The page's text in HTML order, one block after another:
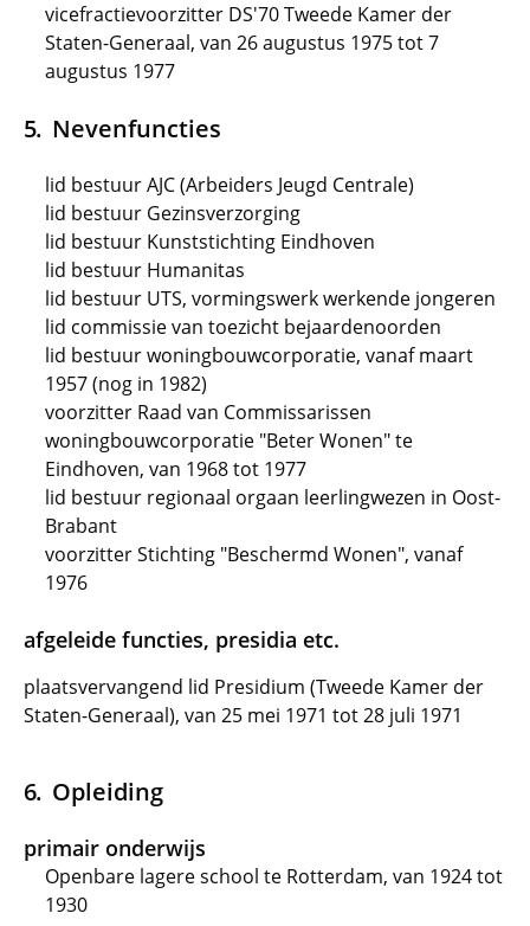
vicefractievoorzitter DS'70 Tweede Kamer der
Staten-Generaal, van 26 augustus 1975 tot 7
augustus 1977
Nevenfuncties
lid bestuur AJC (Arbeiders Jeugd Centrale)
lid bestuur Gezinsverzorging
lid bestuur Kunststichting Eindhoven
lid bestuur Humanitas
lid bestuur UTS, vormingswerk werkende jongeren
lid commissie van toezicht bejaardenoorden
lid bestuur woningbouwcorporatie, vanaf maart
1957 (nog in 1982)
voorzitter Raad van Commissarissen
woningbouwcorporatie "Beter Wonen" te
Eindhoven, van 1968 tot 1977
lid bestuur regionaal orgaan leerlingwezen in Oost-
Brabant
voorzitter Stichting "Beschermd Wonen", vanaf
1976
afgeleide functies, presidia etc.
plaatsvervangend lid Presidium (Tweede Kamer der
Staten-Generaal), van 25 mei 1971 tot 28 juli 1971
Opleiding
primair onderwijs
Openbare lagere school te Rotterdam, van 1924 tot
1930